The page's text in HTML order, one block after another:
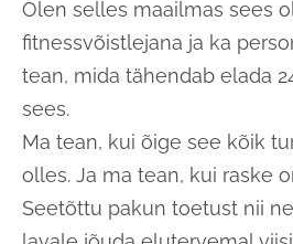
Olen selles maailmas sees
fitnessvõistlejana ja ka
tean, mida tähendab elada
sees.
Ma tean, kui õige see kõik
olles. Ja ma tean, kui raske
Seetõttu pakun toetust nii